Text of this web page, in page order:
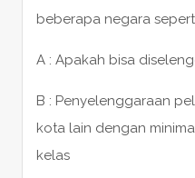
beberapa negara
A : Apakah bisa
B : Penyelenggaraan
kota lain dengan
kelas